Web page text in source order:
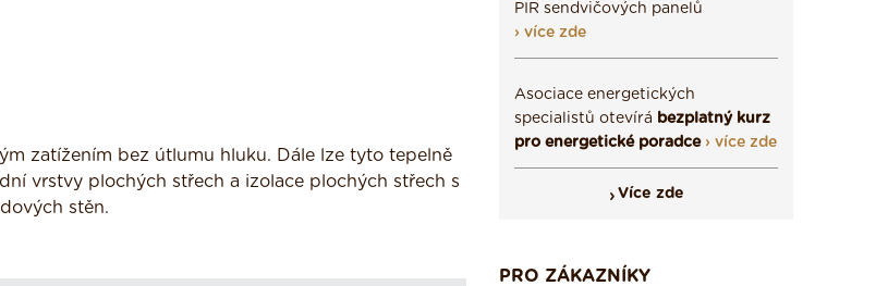
zatížením bez útlumu hluku. Dále lze tyto tepelně
vrstvy plochých střech a izolace plochých střech s
stěn.
PIR sendvičových panelů
› více zde
Asociace energetických
specialistů otevírá bezplatný kurz
pro energetické poradce › více zde
Více zde
PRO ZÁKAZNÍKY